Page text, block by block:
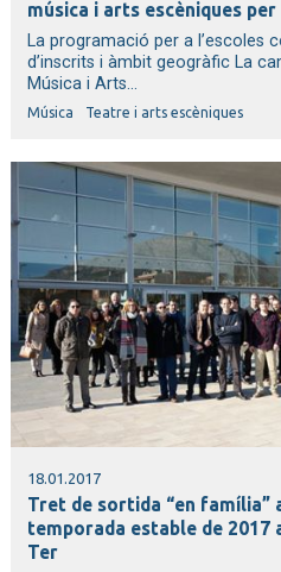
música i arts escèniques
La programació per a l’escoles
d’inscrits i àmbit geogràfic La
Música i Arts...
Música Teatre i arts escèniques
18.01.2017
Tret de sortida “en família”
temporada estable de 2017
Ter